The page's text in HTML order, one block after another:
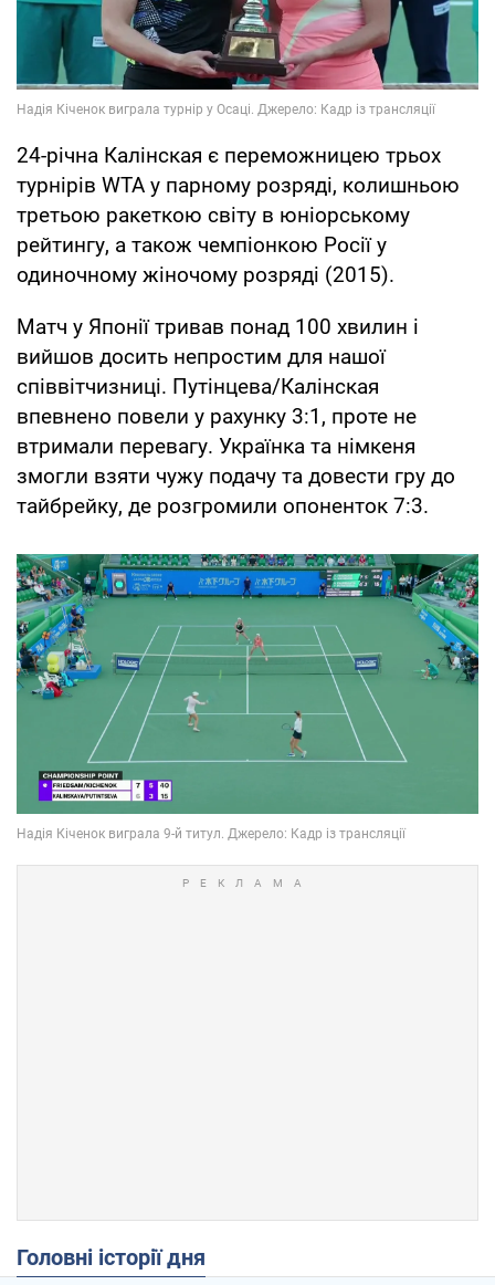
24-річна Калінская є переможницею трьох
турнірів WTA у парному розряді, колишньою
третьою ракеткою світу в юніорському
рейтингу, а також чемпіонкою Росії у
одиночному жіночому розряді (2015).
Матч у Японії тривав понад 100 хвилин і
вийшов досить непростим для нашої
співвітчизниці. Путінцева/Калінская
впевнено повели у рахунку 3:1, проте не
втримали перевагу. Українка та німкеня
змогли взяти чужу подачу та довести гру до
тайбрейку, де розгромили опоненток 7:3.
Головні історії дня